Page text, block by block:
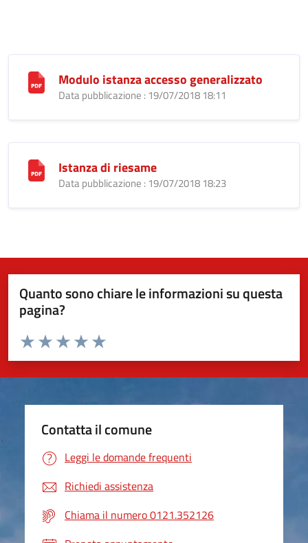
Modulo istanza accesso generalizzato
Data pubblicazione : 19/07/2018 18:11
Istanza di riesame
Data pubblicazione : 19/07/2018 18:23
Quanto sono chiare le informazioni su questa
pagina?
Valuta da 1 a 5 stelle la pagina
Valuta 5 stelle su 5
Valuta 4 stelle su 5
Valuta 3 stelle su 5
Valuta 2 stelle su 5
Valuta 1 stelle su 5
Contatta il comune
Leggi le domande frequenti
Richiedi assistenza
Chiama il numero 0121.352126